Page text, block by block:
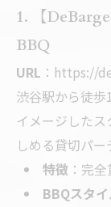
1. 【
BBQ
URL ： https://
渋谷駅から徒
イメージした
しめる貸切パー
特徴 ：完
BBQスタ